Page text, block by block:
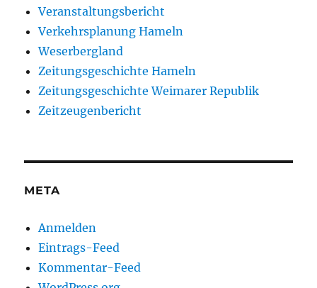
Veranstaltungsbericht
Verkehrsplanung Hameln
Weserbergland
Zeitungsgeschichte Hameln
Zeitungsgeschichte Weimarer Republik
Zeitzeugenbericht
META
Anmelden
Eintrags-Feed
Kommentar-Feed